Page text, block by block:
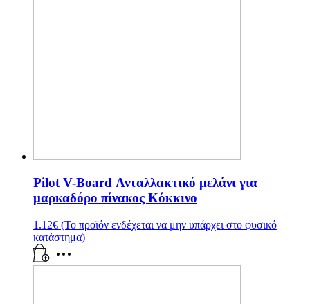
Pilot V-Board Ανταλλακτικό μελάνι για
μαρκαδόρο πίνακος Κόκκινο
1.12€ (Το προϊόν ενδέχεται να μην υπάρχει στο φυσικό
κατάστημα)